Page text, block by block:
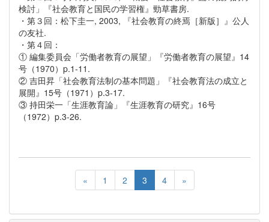
検討」『社会教育と国民の学習権』勁草書房.
・第３回：松下圭一, 2003, 『社会教育の終焉［新版］』公人
の友社.
・第４回：
① 編集委員会「労働者教育の展望」『労働者教育の展望』14
号（1970）p.1-11.
② 吉田昇「社会教育法制の基本問題」『社会教育法の成立と
展開』15号（1971）p.3-17.
③ 持田栄一「生涯教育論」『生涯教育の研究』16号
（1972）p.3-26.
« 1 2 3 4 »